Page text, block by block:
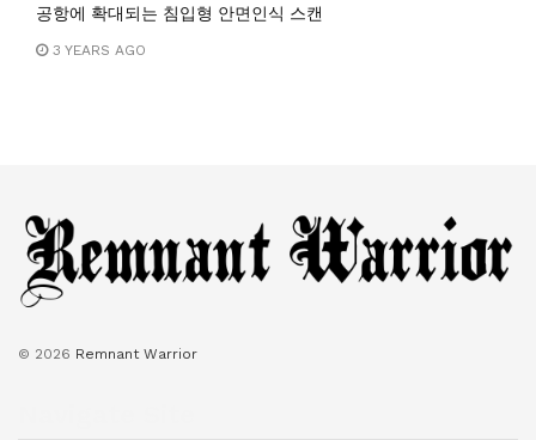
공항에 확대되는 침입형 안면인식 스캔
3 YEARS AGO
© 2026 Remnant Warrior